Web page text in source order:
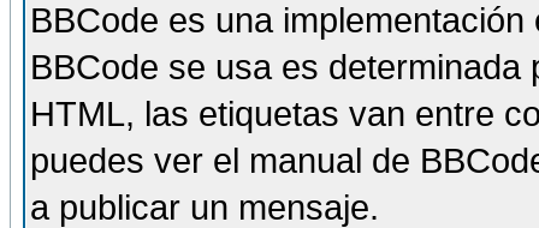
BBCode es una
BBCode se usa es
HTML, las etiquetas van entre
puedes ver el manual de
a publicar un mensaje.